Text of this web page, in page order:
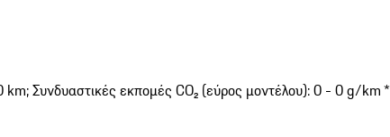
Συνδυαστικές εκπομές CO₂ (εύρος μοντέλου): 0 - 0 g/km *